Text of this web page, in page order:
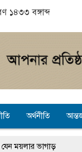
১৪৩৩ বঙ্গাব্দ
অর্থনীতি